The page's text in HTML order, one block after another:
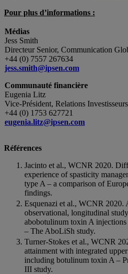
Pour plus d’informations :
Médias
Jess Smith
Directeur Senior, Communication
+44 (0) 7557 267634
jess.smith@ipsen.com
Communauté financière
Eugenia Litz
Vice-Président, Relations Investisseurs
+44 (0) 1753 627721
eugenia.litz@ipsen.com
Références
Jacinto et al., WCNR 2020.
experience of spasticity
type A – a comparison of
findings.
Esquenazi et al., WCNR 2020.
observational, longitudinal
abobotulinum toxin A
– The AboLiSh study.
Turner-Stokes et al., WCNR
attainment with integrated
including botulinum toxin A –
III study.